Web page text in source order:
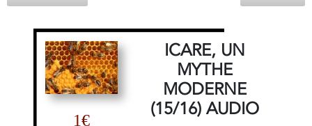
1€
ICARE, UN
MYTHE
MODERNE
(15/16) AUDIO